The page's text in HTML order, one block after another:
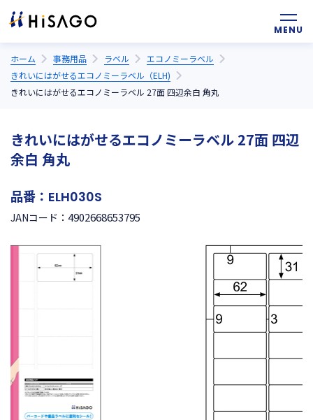
ホーム 事務用品 ラベル
エコノミーラベル
きれいにはがせるエコノミーラベル（ELH)
きれいにはがせるエコノミーラベル 27面 四辺余白 角丸
きれいにはがせるエコノミーラベル 27面 四辺
余白 角丸
品番： ELH030S
JANコード： 4902668653795